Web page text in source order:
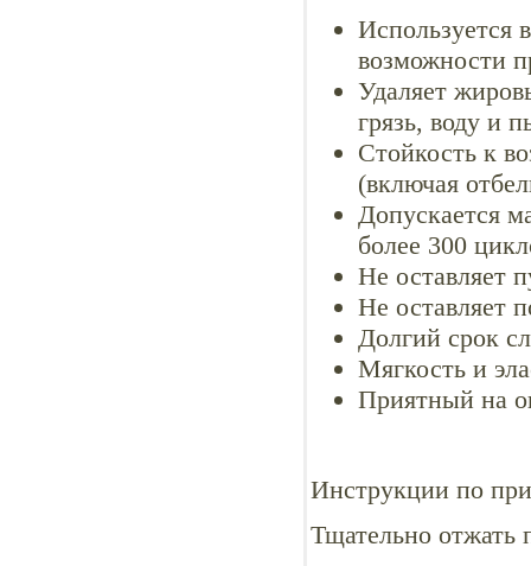
Используется
возможности
Удаляет
грязь, воду и
Стойкость к
(включая
Допускается
более 300
Не оставляет
Не оставляет
Долгий срок
Мягкость и
Приятный на
Инструкции по
Тщательно